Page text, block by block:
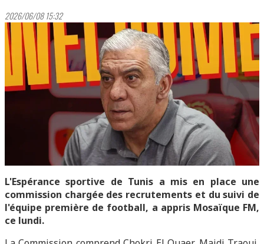
2026/06/08 15:32
L'Espérance sportive de Tunis a mis en place une
commission chargée des recrutements et du suivi de
l'équipe première de football, a appris Mosaïque FM,
ce lundi.